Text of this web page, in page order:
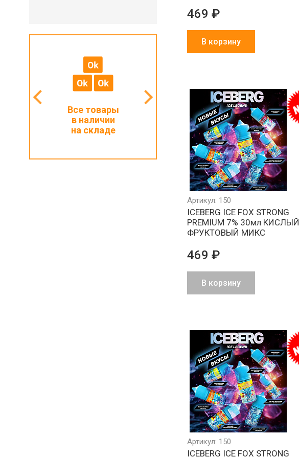
Все товары
в наличии
на складе
Работаем с ИП
и физлицами
Обмен брака
за наш счет
469 ₽
В корзину
Артикул: 150
ICEBERG ICE FOX STRONG
PREMIUM 7% 30мл КИСЛЫЙ
ФРУКТОВЫЙ МИКС
469 ₽
В корзину
Артикул: 150
ICEBERG ICE FOX STRONG